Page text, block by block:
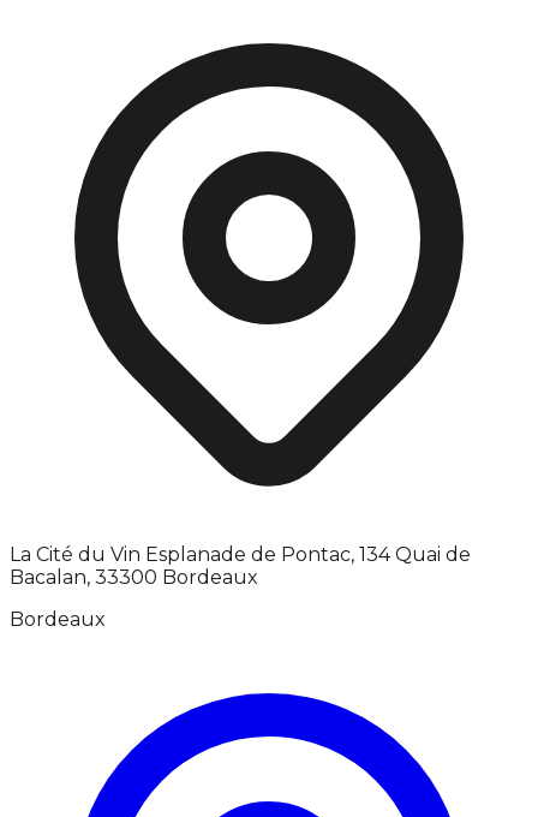
La Cité du Vin Esplanade de Pontac, 134 Quai de
Bacalan, 33300 Bordeaux
Bordeaux